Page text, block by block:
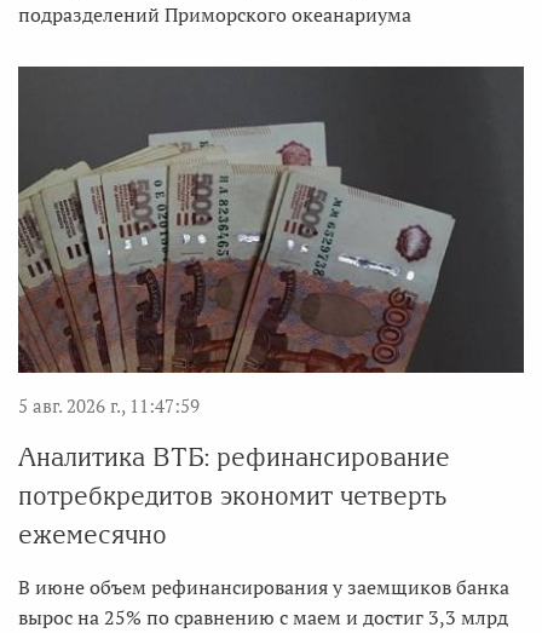
подразделений Приморского океанариума
5 авг. 2026 г., 11:47:59
Аналитика ВТБ: рефинансирование
потребкредитов экономит четверть
ежемесячно
В июне объем рефинансирования у заемщиков банка
вырос на 25% по сравнению с маем и достиг 3,3 млрд